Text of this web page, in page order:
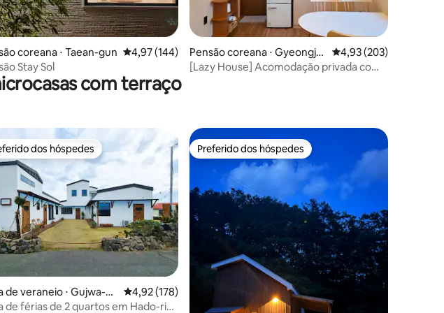
média de 5, 189 avaliações
coreana ⋅ Taean-gun 4,97 de uma avaliação média de 5, 144 avaliações
4,97 (144)
Stay Sol
Pensão coreana ⋅ Gyeongju-
si
4,93 de uma avaliação
4,93 (203)
[Lazy House] Acomodação privada com
com terraço
dos hóspedes
dos hóspedes
de veraneio ⋅ Gujwa-eu
4,92 de uma avaliação média de 5, 178 avaliações
4,92 (178)
de férias de 2 quartos em Hado-ri
Preferido dos hóspedes
Preferido dos hóspedes